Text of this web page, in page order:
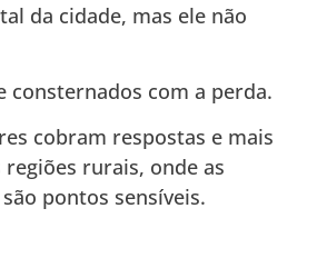
da cidade, mas ele não
consternados com a perda.
cobram respostas e mais
rurais, onde as
pontos sensíveis.